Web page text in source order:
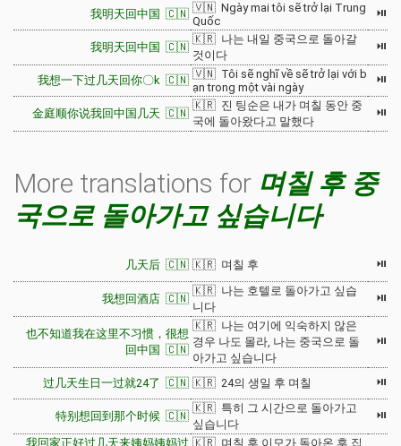
我明天回中国 🇨🇳 🇻🇳 Ngày mai tôi sẽ trở lại Trung
Quốc
⏯
我明天回中国 🇨🇳
🇰🇷 나는 내일 중국으로 돌아갈
것이다
⏯
我想一下过几天回你〇k 🇨🇳 🇻🇳 Tôi sẽ nghĩ về sẽ trở lại với b
ạn trong một vài ngày
⏯
金庭顺你说我回中国几天 🇨🇳
🇰🇷 진 팅순은 내가 며칠 동안 중
국에 돌아왔다고 말했다
⏯
More translations for 며칠 후 중
국으로 돌아가고 싶습니다
几天后 🇨🇳 🇰🇷 며칠 후 ⏯
我想回酒店 🇨🇳
🇰🇷 나는 호텔로 돌아가고 싶습
니다
⏯
也不知道我在这里不习惯，很想
回中国 🇨🇳
🇰🇷 나는 여기에 익숙하지 않은
경우 나도 몰라, 나는 중국으로 돌
아가고 싶습니다
⏯
过几天生日一过就24了 🇨🇳 🇰🇷 24의 생일 후 며칠 ⏯
特别想回到那个时候 🇨🇳
🇰🇷 특히 그 시간으로 돌아가고
싶습니다
⏯
我回家正好过几天来姨妈姨妈过 🇰🇷 며칠 후 이모가 돌아온 후 집